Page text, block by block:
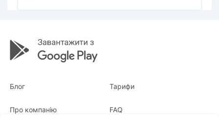
Блог Тарифи
Про компанію FAQ